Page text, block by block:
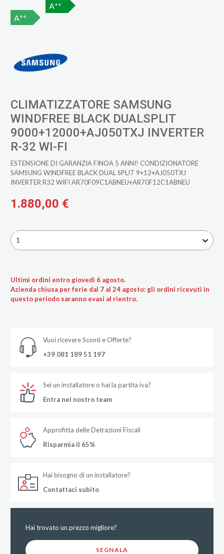
A++
A++
CLIMATIZZATORE SAMSUNG
WINDFREE BLACK DUALSPLIT
9000+12000+AJ050TXJ INVERTER
R-32 WI-FI
ESTENSIONE DI GARANZIA FINOA 5 ANNI! CONDIZIONATORE
SAMSUNG WINDFREE BLACK DUAL SPLIT 9+12+AJ050TXJ
INVERTER R32 WIFI AR70F09C1ABNEU+AR70F12C1ABNEU
1.880,00 €
1
Ultimi ordini entro giovedì 6 agosto.
Azienda chiusa per ferie dal 7 al 24 agosto: gli ordini ricevuti in
questo periodo saranno evasi al rientro.
Vuoi ricevere Sconti e Offerte?
+39 081 189 51 197
Sei un installatore o hai la partita iva?
Entra nel nostro team
Approfitta delle Detrazioni Fiscali
Risparmia il 65%
Hai bisogno di un installatore?
Contattaci subito
Hai trovato un prezzo migliore?
SEGNALA